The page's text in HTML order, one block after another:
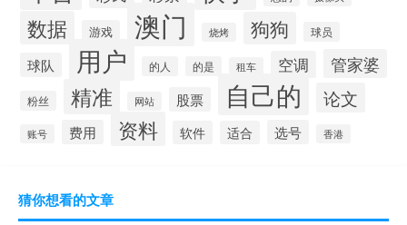
数据 游戏 澳门 烧烤 狗狗 球员
球队 用户 的人 的是 租车 空调 管家婆
粉丝 精准 网站 股票 自己的 论文
账号 费用 资料 软件 适合 选号 香港
猜你想看的文章